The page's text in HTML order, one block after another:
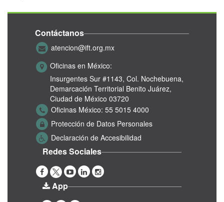
Contáctanos
atencion@ift.org.mx
Oficinas en México:
Insurgentes Sur #1143, Col. Nochebuena,
Demarcación Territorial Benito Juárez,
Ciudad de México 03720
Oficinas México: 55 5015 4000
Protección de Datos Personales
Declaración de Accesibilidad
Redes Sociales
App